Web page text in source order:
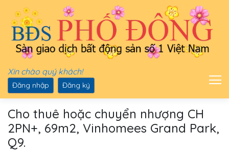
Xin chào quý khách!
Đăng nhập Đăng ký
Cho thuê hoặc chuyển nhượng CH
2PN+, 69m2, Vinhomees Grand Park,
Q9.